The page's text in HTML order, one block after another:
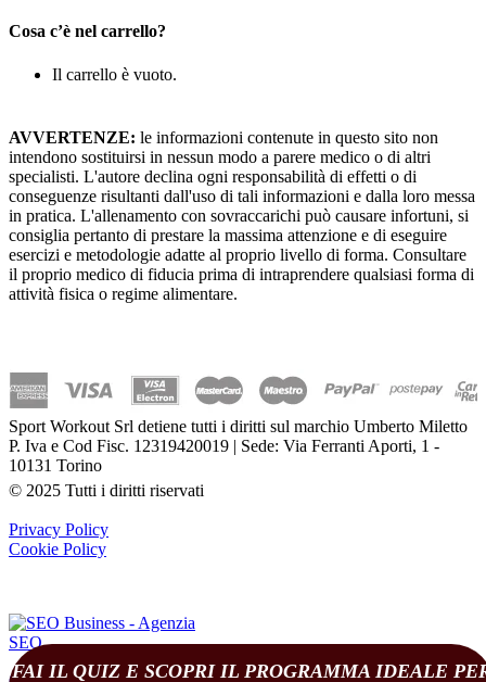
Cosa c’è nel carrello?
Il carrello è vuoto.
AVVERTENZE: le informazioni contenute in questo sito non
intendono sostituirsi in nessun modo a parere medico o di altri
specialisti. L'autore declina ogni responsabilità di effetti o di
conseguenze risultanti dall'uso di tali informazioni e dalla loro messa
in pratica. L'allenamento con sovraccarichi può causare infortuni, si
consiglia pertanto di prestare la massima attenzione e di eseguire
esercizi e metodologie adatte al proprio livello di forma. Consultare
il proprio medico di fiducia prima di intraprendere qualsiasi forma di
attività fisica o regime alimentare.
Sport Workout Srl detiene tutti i diritti sul marchio Umberto Miletto
P. Iva e Cod Fisc. 12319420019 | Sede: Via Ferranti Aporti, 1 -
10131 Torino
© 2025 Tutti i diritti riservati
Privacy Policy
Cookie Policy
FAI IL QUIZ E SCOPRI IL PROGRAMMA IDEALE